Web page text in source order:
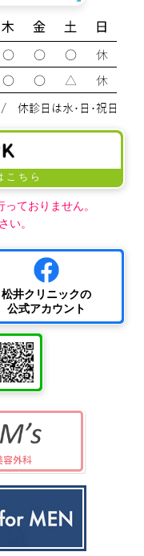
こちら
ておりません。
い。
松井クリニックの
公式アカウント